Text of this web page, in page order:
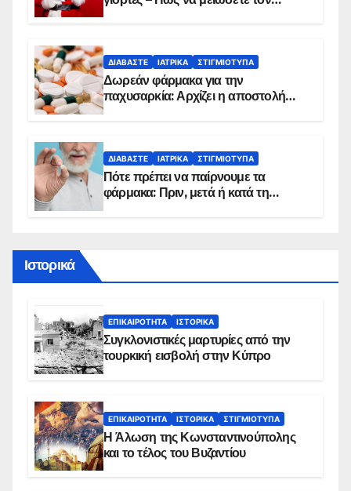
ΔΙΑΒΆΣΤΕ ΙΑΤΡΙΚΆ ΣΤΙΓΜΙΌΤΥΠΑ
Δωρεάν φάρμακα για την
παχυσαρκία: Αρχίζει η αποστολή
ΔΙΑΒΆΣΤΕ ΙΑΤΡΙΚΆ ΣΤΙΓΜΙΌΤΥΠΑ
Πότε πρέπει να παίρνουμε τα
φάρμακα: Πριν, μετά ή κατά τη
Ιστορικά
ΕΠΙΚΑΙΡΌΤΗΤΑ ΙΣΤΟΡΙΚΆ
Συγκλονιστικές μαρτυρίες από την
τουρκική εισβολή στην Κύπρο
ΕΠΙΚΑΙΡΌΤΗΤΑ ΙΣΤΟΡΙΚΆ ΣΤΙΓΜΙΌΤΥΠΑ
Η Άλωση της Κωνσταντινούπολης
και το τέλος του Βυζαντίου